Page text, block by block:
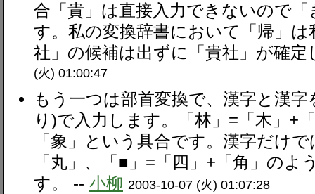
合「貴」は直接入力できないので
す。私の変換辞書において「帰」
社」の候補は出ずに「貴社」が確
(火) 01:00:47
もう一つは部首変換で、漢字と漢
り)で入力します。「林」=「木」+
「象」という具合です。漢字だけ
「丸」、「■」=「四」+「角」の
す。 -- 小柳 2003-10-07 (火) 01:07:28